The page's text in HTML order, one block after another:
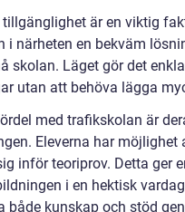
tillgänglighet är en viktig
i närheten en bekväm
skolan. Läget gör det
utan att behöva lägga
med trafikskolan är
Eleverna har
inför teoriprov. Detta ger
i en hektisk
både kunskap och stöd